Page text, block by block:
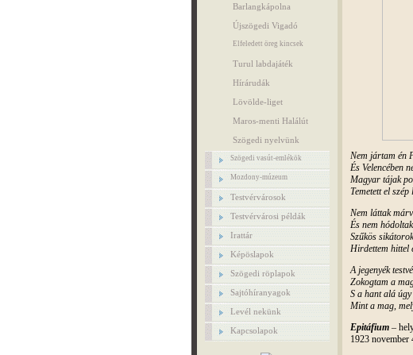
Barlangkápolna
Újszögedi Vigadó
Elfeledett öreg kincsek
Turul labdajáték
Hírárudák
Lövölde-liget
Maros-menti Halálút
Szögedi nyelvünk
Szögedi vasút-emlékök
Mozdony-múzeum
Testvérvárosok
Testvérvárosi példák
Irattár
Képöslapok
Szögedi röplapok
Sajtóhíranyagok
Levél nekünk
Kapcsolapok
Nem jártam én
És Velencében
Magyar tájak
Temetett el szép
Nem láttak
És nem
Szűkös
Hirdettem hittel
A jegenyék
Zokogtam a
S a hant alá úgy
Mint a mag,
Epitáfium –
1923 november